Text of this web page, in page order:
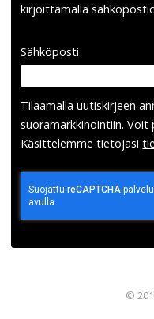
kirjoittamalla
Sähköposti
Tilaamalla uutis­kirjeen
suora­markkinointiin. Voit
Käsittelemme tietojasi
©